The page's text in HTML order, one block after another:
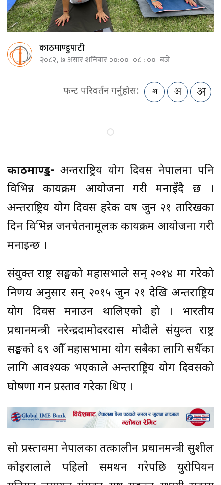
काठमाण्डुपाटी
२०८२, ७ असार शनिबार ००:०० ०८ : ०० बजे
फन्ट परिवर्तन गर्नुहोस:
काठमाण्डु- अन्तर्राष्ट्रिय योग दिवस नेपालमा पनि
विभिन्न कार्यक्रम आयोजना गरी मनाइँदै छ ।
अन्तर्राष्ट्रिय योग दिवस हरेक वर्ष जुन २१ तारिखका
दिन विभिन्न जनचेतनामूलक कार्यक्रम आयोजना गरी
मनाइन्छ ।
संयुक्त राष्ट्र सङ्घको महासभाले सन् २०१४ मा गरेको
निर्णय अनुसार सन् २०१५ जुन २१ देखि अन्तर्राष्ट्रिय
योग दिवस मनाउन थालिएको हो । भारतीय
प्रधानमन्त्री नरेन्द्रदामोदरदास मोदीले संयुक्त राष्ट्र
सङ्घको ६९ औँ महासभामा योग सबैका लागि सधैँका
लागि आवश्यक भएकाले अन्तर्राष्ट्रिय योग दिवसको
घोषणा गर्न प्रस्ताव गरेका थिए ।
सो प्रस्तावमा नेपालका तत्कालीन प्रधानमन्त्री सुशील
कोइरालाले पहिलो समर्थन गरेपछि युरोपियन